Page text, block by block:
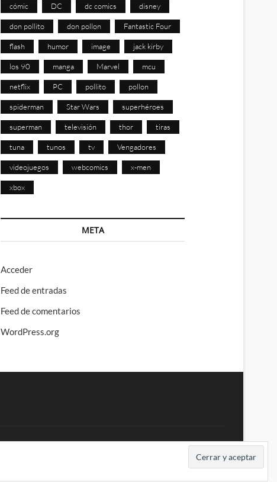
cómic DC dc comics disney
don pollito don pollon Fantastic Four
flash humor image jack kirby
los 90 manga Marvel mcu
netflix PC pollito pollon
spiderman Star Wars superhéroes
superman televisión thor tiras
tuna tunos tv Vengadores
videojuegos webcomics x-men
xbox
META
Acceder
Feed de entradas
Feed de comentarios
WordPress.org